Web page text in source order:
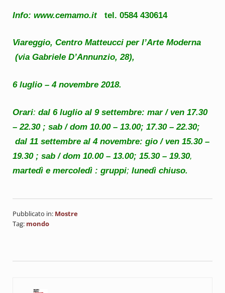
Info: www.cemamo.ittel. 0584 430614
Viareggio, Centro Matteucci per l’Arte Moderna
(via Gabriele D’Annunzio, 28),
6 luglio – 4 novembre 2018.
Orari: dal 6 luglio al 9 settembre: mar / ven 17.30
– 22.30 ; sab / dom 10.00 – 13.00; 17.30 – 22.30;
dal 11 settembre al 4 novembre: gio / ven 15.30 –
19.30 ; sab / dom 10.00 – 13.00; 15.30 – 19.30,
martedì e mercoledì : gruppi; lunedì chiuso.
Pubblicato in: Mostre
Tag: mondo